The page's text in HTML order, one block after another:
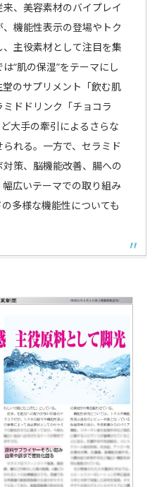
、美容素材のバイプレイ
機能性表示の登場やトク
主役素材として注目を集
“肌の保湿”をテーマにし
のサプリメント「飲む肌
ドドリンク「チョコラ
大手の牽引によるさらな
れる。一方で、セラミド
策、脳機能改善、腸への
広いテーマでの取り組み
多様な機能性についても